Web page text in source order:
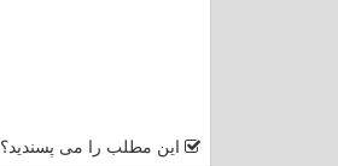
این مطلب را می پسندید؟